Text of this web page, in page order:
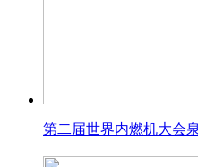
第二届世界内燃机大会